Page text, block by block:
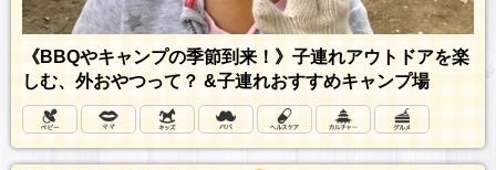
《BBQやキャンプの季節到来！》子連れアウトドアを楽
しむ、外おやつって？ &子連れおすすめキャンプ場